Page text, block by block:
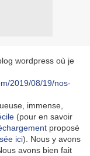
wordpress où je
2019/08/19/nos-
immense,
(pour en savoir
proposé
ici). Nous y avons
avons bien fait